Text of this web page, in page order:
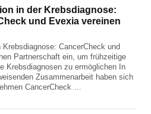
in der Krebsdiagnose:
und Evexia vereinen
Krebsdiagnose: CancerCheck und
Partnerschaft ein, um frühzeitige
Krebsdiagnosen zu ermöglichen In
Zusammenarbeit haben sich
CancerCheck …